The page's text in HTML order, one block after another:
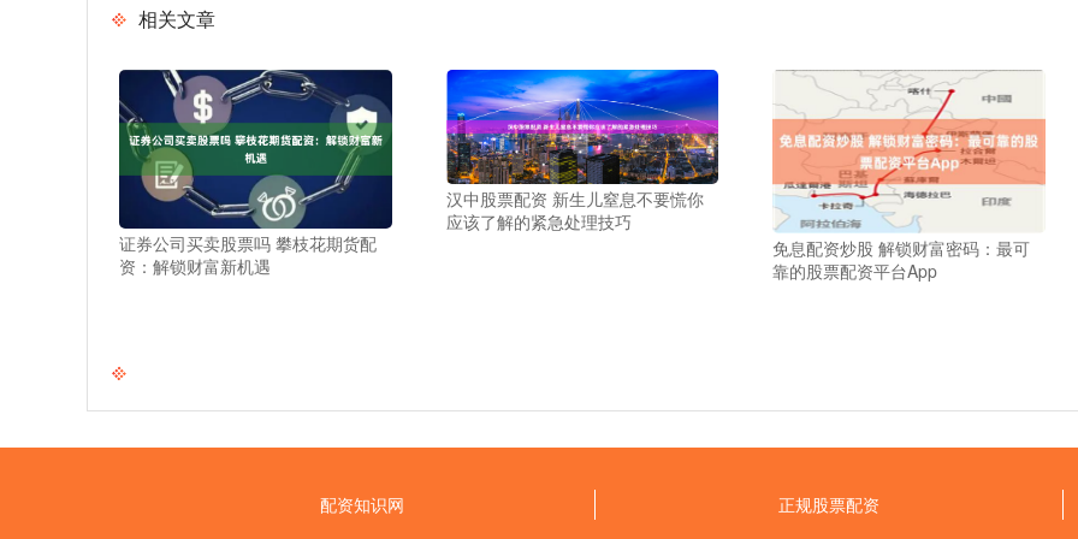
相关文章
证券公司买卖股票吗 攀枝花期货配
资：解锁财富新机遇
汉中股票配资 新生儿窒息不要慌你
应该了解的紧急处理技巧
免息配资炒股 解锁财富密码：最可
靠的股票配资平台App
配资知识网 正规股票配资